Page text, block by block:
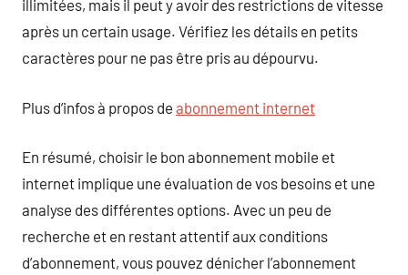
illimitées, mais il peut y avoir des restrictions de vitesse
après un certain usage. Vérifiez les détails en petits
caractères pour ne pas être pris au dépourvu.
Plus d’infos à propos de abonnement internet
En résumé, choisir le bon abonnement mobile et
internet implique une évaluation de vos besoins et une
analyse des différentes options. Avec un peu de
recherche et en restant attentif aux conditions
d’abonnement, vous pouvez dénicher l’abonnement